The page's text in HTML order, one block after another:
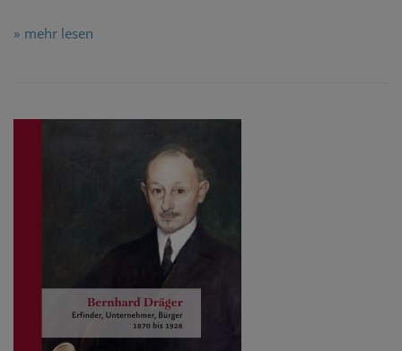
» mehr lesen